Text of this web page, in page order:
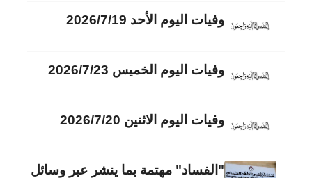
وفيات اليوم الأحد 2026/7/19
وفيات اليوم الخميس 2026/7/23
وفيات اليوم الاثنين 2026/7/20
"الفساد" مهتمة بما ينشر عبر وسائل